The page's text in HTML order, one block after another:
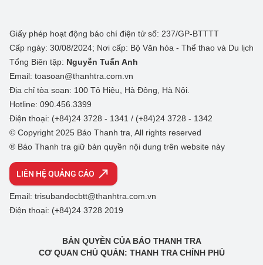
Giấy phép hoạt động báo chí điện tử số: 237/GP-BTTTT
Cấp ngày: 30/08/2024; Nơi cấp: Bộ Văn hóa - Thể thao và Du lịch
Tổng Biên tập: Nguyễn Tuấn Anh
Email: toasoan@thanhtra.com.vn
Địa chỉ tòa soạn: 100 Tô Hiệu, Hà Đông, Hà Nội.
Hotline: 090.456.3399
Điện thoại: (+84)24 3728 - 1341 / (+84)24 3728 - 1342
© Copyright 2025 Báo Thanh tra, All rights reserved
® Báo Thanh tra giữ bản quyền nội dung trên website này
LIÊN HỆ QUẢNG CÁO
Email: trisubandocbtt@thanhtra.com.vn
Điện thoại: (+84)24 3728 2019
BẢN QUYỀN CỦA BÁO THANH TRA
CƠ QUAN CHỦ QUẢN: THANH TRA CHÍNH PHỦ